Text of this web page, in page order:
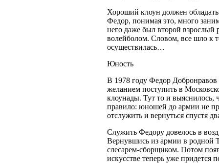
Хороший клоун должен
Федор, понимая это, много
него даже был второй взрослый
волейболом. Словом, все шло к
осуществилась…
Юность
В 1978 году Федор
желанием поступить в
клоунады. Тут то и выяснилось,
правило: юношей до армии не
отслужить и вернуться спустя
Служить Федору довелось в
Вернувшись из армии в родной
слесарем-сборщиком. Потом
искусстве теперь уже придется